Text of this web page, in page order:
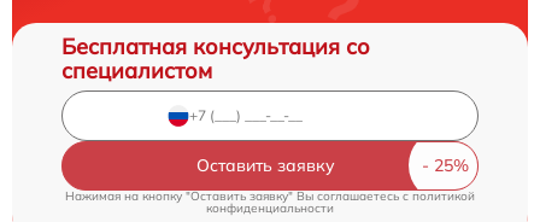
Бесплатная консультация со
специалистом
Оставить заявку
Нажимая на кнопку "Оставить заявку" Вы соглашаетесь cполитикой
конфиденциальности